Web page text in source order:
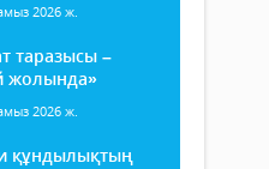
2026 ж.
таразысы –
жолында»
2026 ж.
құндылықтың